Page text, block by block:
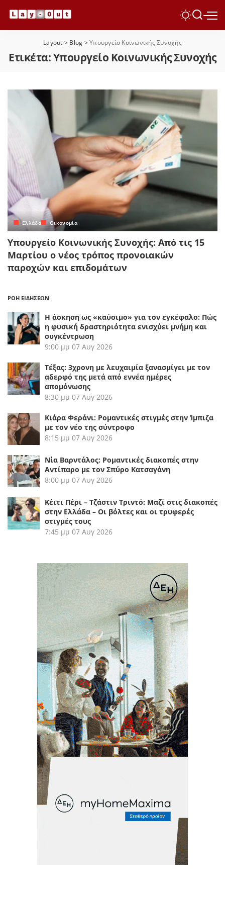
Layout > Blog >Υπουργείο Κοινωνικής Συνοχής
Ετικέτα:Υπουργείο Κοινωνικής Συνοχής
Ελλάδα Οικονομία
Υπουργείο Κοινωνικής Συνοχής: Από τις 15
Μαρτίου ο νέος τρόπος προνοιακών
παροχών και επιδομάτων
ΡΟΗ ΕΙΔΗΣΕΩΝ
Η άσκηση ως «καύσιμο» για τον εγκέφαλο: Πώς
η φυσική δραστηριότητα ενισχύει μνήμη και
συγκέντρωση
9:00 μμ 07 Αυγ 2026
Τέξας: 3χρονη με λευχαιμία ξανασμίγει με τον
αδερφό της μετά από εννέα ημέρες
απομόνωσης
8:30 μμ 07 Αυγ 2026
Κιάρα Φεράνι: Ρομαντικές στιγμές στην Ίμπιζα
με τον νέο της σύντροφο
8:15 μμ 07 Αυγ 2026
Νία Βαρντάλος: Ρομαντικές διακοπές στην
Αντίπαρο με τον Σπύρο Κατσαγάνη
8:00 μμ 07 Αυγ 2026
Κέιτι Πέρι – Τζάστιν Τριντό: Μαζί στις διακοπές
στην Ελλάδα – Οι βόλτες και οι τρυφερές
στιγμές τους
7:45 μμ 07 Αυγ 2026